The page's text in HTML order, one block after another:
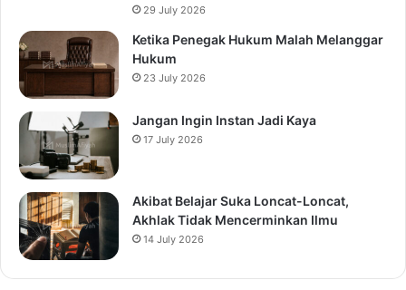
29 July 2026
Ketika Penegak Hukum Malah Melanggar
Hukum
23 July 2026
Jangan Ingin Instan Jadi Kaya
17 July 2026
Akibat Belajar Suka Loncat-Loncat,
Akhlak Tidak Mencerminkan Ilmu
14 July 2026